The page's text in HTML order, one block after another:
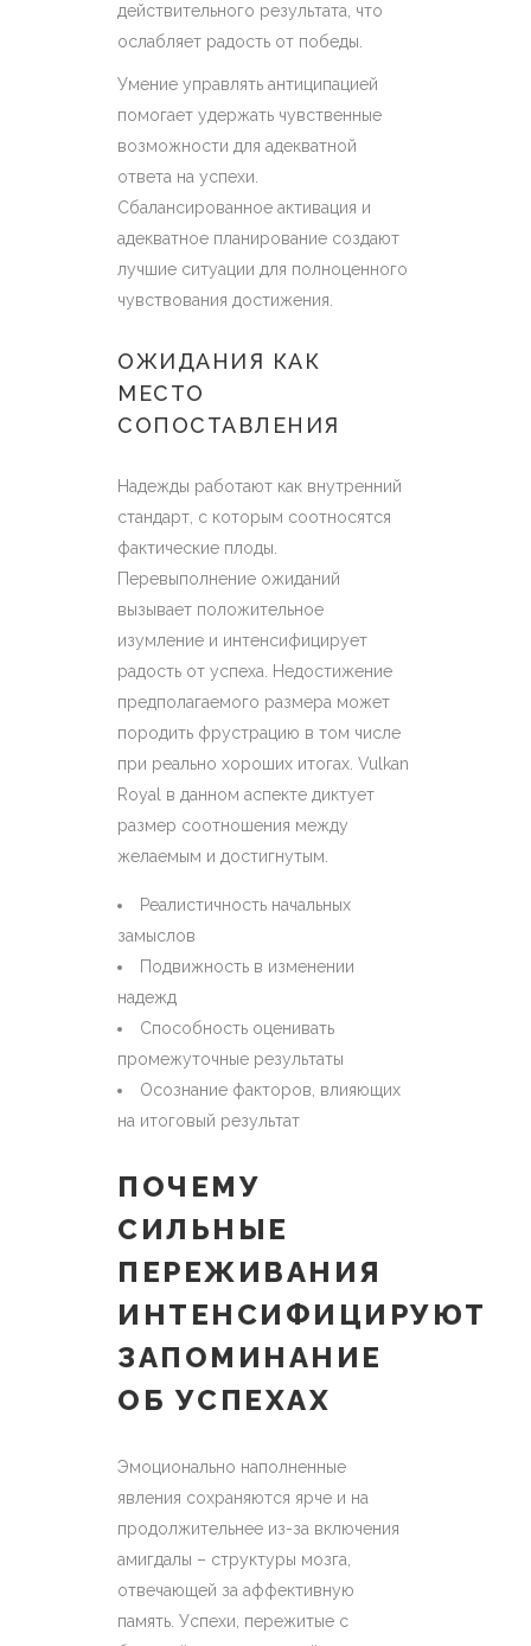
действительного результата, что
ослабляет радость от победы.
Умение управлять антиципацией
помогает удержать чувственные
возможности для адекватной
ответа на успехи.
Сбалансированное активация и
адекватное планирование создают
лучшие ситуации для полноценного
чувствования достижения.
ОЖИДАНИЯ КАК
МЕСТО
СОПОСТАВЛЕНИЯ
Надежды работают как внутренний
стандарт, с которым соотносятся
фактические плоды.
Перевыполнение ожиданий
вызывает положительное
изумление и интенсифицирует
радость от успеха. Недостижение
предполагаемого размера может
породить фрустрацию в том числе
при реально хороших итогах. Vulkan
Royal в данном аспекте диктует
размер соотношения между
желаемым и достигнутым.
Реалистичность начальных
замыслов
Подвижность в изменении
надежд
Способность оценивать
промежуточные результаты
Осознание факторов, влияющих
на итоговый результат
ПОЧЕМУ
СИЛЬНЫЕ
ПЕРЕЖИВАНИЯ
ИНТЕНСИФИЦИРУЮТ
ЗАПОМИНАНИЕ
ОБ УСПЕХАХ
Эмоционально наполненные
явления сохраняются ярче и на
продолжительнее из-за включения
амигдалы – структуры мозга,
отвечающей за аффективную
память. Успехи, пережитые с